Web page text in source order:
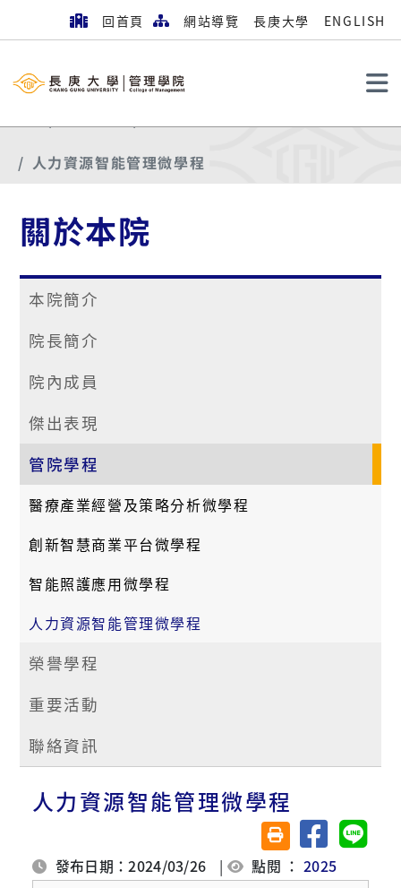
回首頁 網站導覽 長庚大學 ENGLISH
人力資源智能管理微學程
關於本院
本院簡介
院長簡介
院內成員
傑出表現
管院學程
醫療產業經營及策略分析微學程
創新智慧商業平台微學程
智能照護應用微學程
人力資源智能管理微學程
榮譽學程
重要活動
聯絡資訊
人力資源智能管理微學程
友善列印(另開視窗)
分享至臉書分享
發布日期：2024/03/26 | 點閱 ：2025